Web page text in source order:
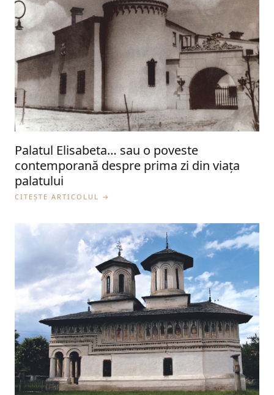
Palatul Elisabeta… sau o poveste
contemporană despre prima zi din viaţa
palatului
CITEȘTE ARTICOLUL →